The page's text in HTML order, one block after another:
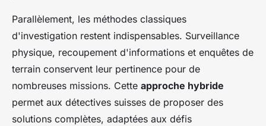
Parallèlement, les méthodes classiques
d'investigation restent indispensables. Surveillance
physique, recoupement d'informations et enquêtes de
terrain conservent leur pertinence pour de
nombreuses missions. Cette approche hybride
permet aux détectives suisses de proposer des
solutions complètes, adaptées aux défis